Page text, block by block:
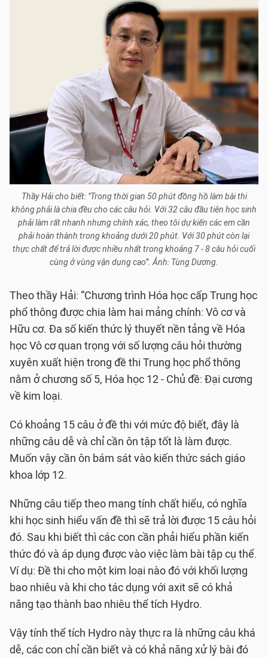
Thầy Hải cho biết: "Trong thời gian 50 phút đồng hồ làm bài thi
không phải là chia đều cho các câu hỏi. Với 32 câu đầu tiên học sinh
phải làm rất nhanh nhưng chính xác, theo tôi dự kiến các em cần
phải hoàn thành trong khoảng dưới 20 phút. Với 30 phút còn lại
thực chất để trả lời được nhiều nhất trong khoảng 7 - 8 câu hỏi cuối
cùng ở vùng vận dụng cao'". Ảnh: Tùng Dương.
Theo thầy Hải: “Chương trình Hóa học cấp Trung học
phổ thông được chia làm hai mảng chính: Vô cơ và
Hữu cơ. Đa số kiến thức lý thuyết nền tảng về Hóa
học Vô cơ quan trọng với số lượng câu hỏi thường
xuyên xuất hiện trong đề thi Trung học phổ thông
nằm ở chương số 5, Hóa học 12 - Chủ đề: Đại cương
về kim loại.
Có khoảng 15 câu ở đề thi với mức độ biết, đây là
những câu dễ và chỉ cần ôn tập tốt là làm được.
Muốn vậy cần ôn bám sát vào kiến thức sách giáo
khoa lớp 12.
Những câu tiếp theo mang tính chất hiểu, có nghĩa
khi học sinh hiểu vấn đề thì sẽ trả lời được 15 câu hỏi
đó. Sau khi biết thì các con cần phải hiểu phần kiến
thức đó và áp dụng được vào việc làm bài tập cụ thể.
Ví dụ: Đề thi cho một kim loại nào đó với khối lượng
bao nhiêu và khi cho tác dụng với axit sẽ có khả
năng tạo thành bao nhiêu thể tích Hydro.
Vậy tính thể tích Hydro này thực ra là những câu khá
dễ, các con chỉ cần biết và có khả năng xử lý bài đó